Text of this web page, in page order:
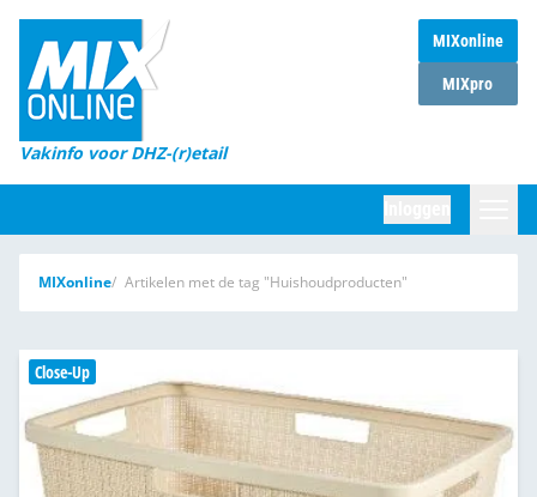
MIXonline
MIXpro
Vakinfo voor DHZ-(r)etail
Home
Magazines
DHZ Sessie
Marktcijfers
Word abonnee
Partners
MIXonline Artikelen met de tag "Huishoudproducten"
Close-Up